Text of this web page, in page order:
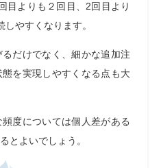
目よりも２回目、2回目より
やすくなります。
だけでなく、細かな追加注
を実現しやすくなる点も大
度については個人差がある
とよいでしょう。